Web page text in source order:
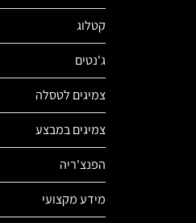
קטלוג
ג'נטים
צמיגים לטסלה
צמיגים במבצע
הפנצ'ריה
מידע מקצועי